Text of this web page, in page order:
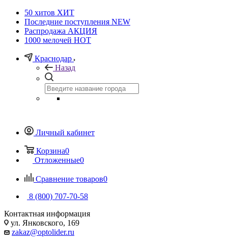
50 хитов ХИТ
Последние поступления NEW
Распродажа АКЦИЯ
1000 мелочей HOT
Краснодар
Назад
Личный кабинет
Корзина0
Отложенные0
Сравнение товаров0
8 (800) 707-70-58
Контактная информация
ул. Янковского, 169
zakaz@optolider.ru